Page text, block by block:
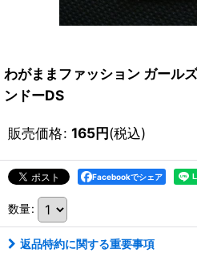
わがままファッション ガー
ンドーDS
販売価格: 165円(税込)
Facebookでシェア
数量:
返品特約に関する重要事項